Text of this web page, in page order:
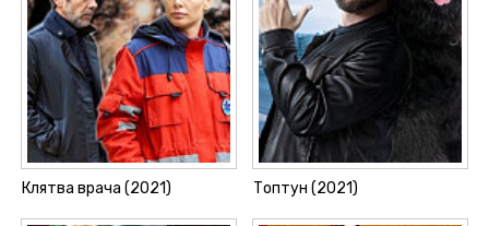
Клятва врача (2021) Топтун (2021)